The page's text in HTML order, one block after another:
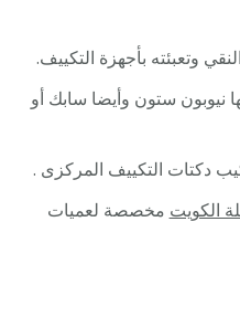
وتعبئته بأجهزة التكييف.
نيوبون ستون وأيضا سابك أو
دكتات التكييف المركزى .
الكويت مخصصة لعميات